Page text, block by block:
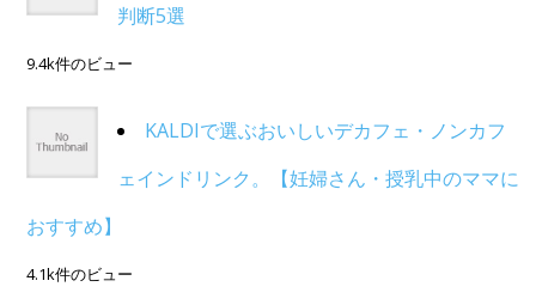
判断5選
9.4k件のビュー
KALDIで選ぶおいしいデカフェ・ノンカフ
ェインドリンク。【妊婦さん・授乳中のママに
おすすめ】
4.1k件のビュー